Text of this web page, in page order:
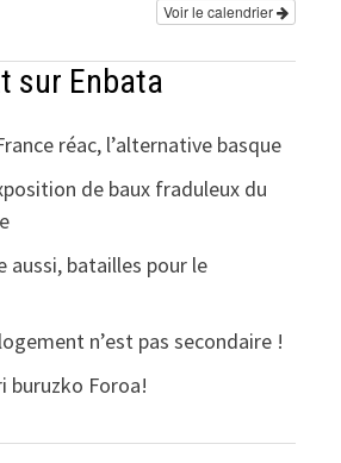
Voir le calendrier
sur Enbata
réac, l’alternative basque
de baux fraduleux du
aussi, batailles pour le
n’est pas secondaire !
buruzko Foroa!